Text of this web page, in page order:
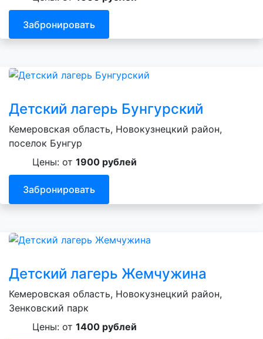
Забронировать
Детский лагерь Бунгурский
Кемеровская область, Новокузнецкий район,
поселок Бунгур
Цены: от 1900 рублей
Забронировать
Детский лагерь Жемчужина
Кемеровская область, Новокузнецкий район,
Зенковский парк
Цены: от 1400 рублей